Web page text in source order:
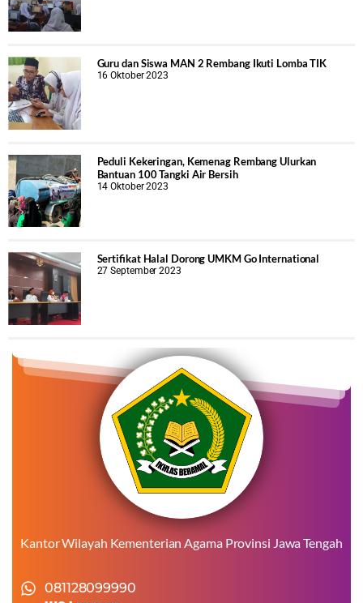
Guru dan Siswa MAN 2 Rembang Ikuti Lomba TIK
16 Oktober 2023
Peduli Kekeringan, Kemenag Rembang Ulurkan
Bantuan 100 Tangki Air Bersih
14 Oktober 2023
Sertifikat Halal Dorong UMKM Go International
27 September 2023
Kantor Wilayah Kementerian Agama Provinsi Jawa Tengah
081128099990